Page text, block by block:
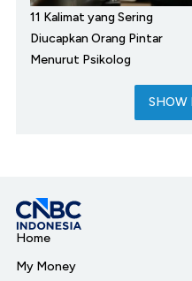
11 Kalimat yang Sering
Diucapkan Orang Pintar
Menurut Psikolog
SHOW
Home
My Money